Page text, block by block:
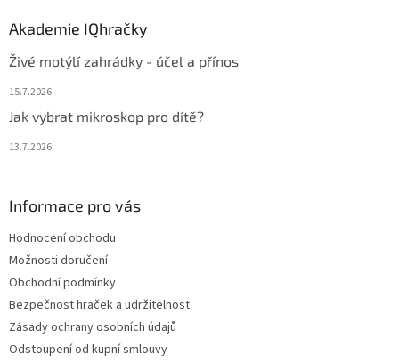
Akademie IQhračky
Živé motýlí zahrádky - účel a přínos
15.7.2026
Jak vybrat mikroskop pro dítě?
13.7.2026
Informace pro vás
Hodnocení obchodu
Možnosti doručení
Obchodní podmínky
Bezpečnost hraček a udržitelnost
Zásady ochrany osobních údajů
Odstoupení od kupní smlouvy